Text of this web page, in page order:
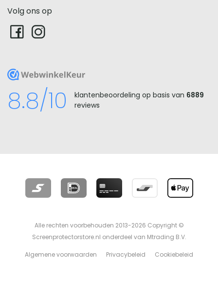
Volg ons op
WebwinkelKeur
8.8/10 klantenbeoordeling op basis van 6889
reviews
Alle rechten voorbehouden 2013-2026 Copyright ©
Screenprotectorstore.nl onderdeel van Mtrading B.V.
Algemene voorwaarden Privacybeleid Cookiebeleid